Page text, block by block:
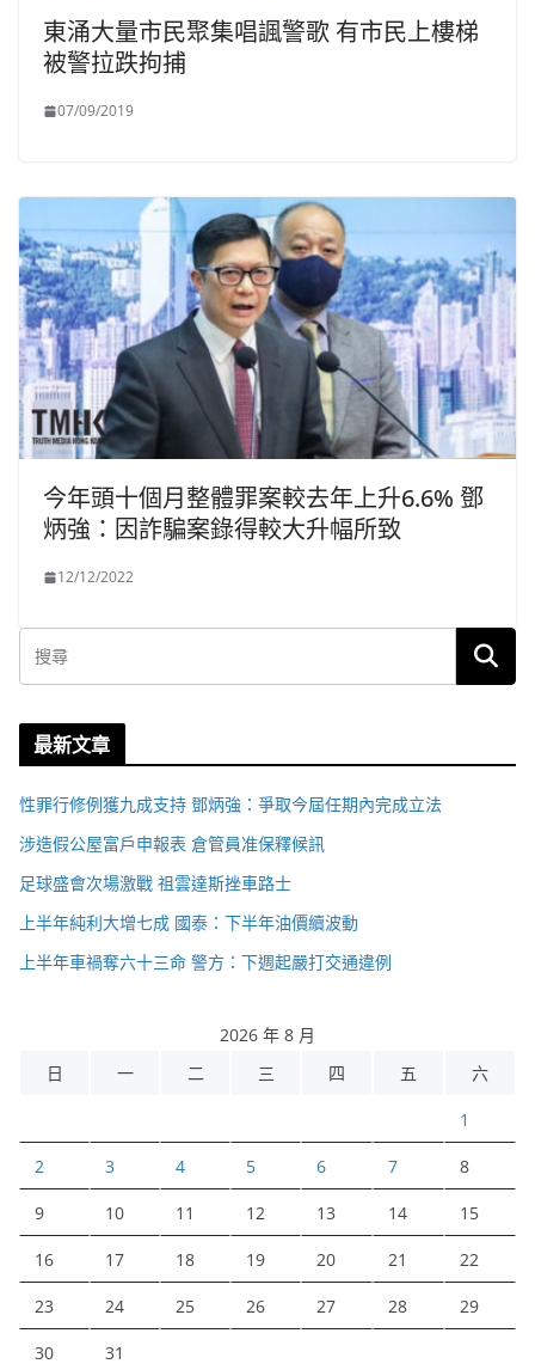
東涌大量市民聚集唱諷警歌 有市民上樓梯
被警拉跌拘捕
07/09/2019
今年頭十個月整體罪案較去年上升6.6% 鄧
炳強：因詐騙案錄得較大升幅所致
12/12/2022
最新文章
性罪行修例獲九成支持 鄧炳強：爭取今屆任期內完成立法
涉造假公屋富戶申報表 倉管員准保釋候訊
足球盛會次場激戰 祖雲達斯挫車路士
上半年純利大增七成 國泰：下半年油價續波動
上半年車禍奪六十三命 警方：下週起嚴打交通違例
2026 年 8 月
日
一 二 三 四 五 六
1
2 3 4 5 6 7 8
9 10 11 12 13 14 15
16 17 18 19 20 21 22
23 24 25 26 27 28 29
30 31